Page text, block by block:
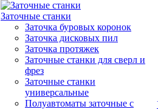
Заточные станки
Заточка буровых коронок
Заточка дисковых пил
Заточка протяжек
Заточные станки для сверл и
фрез
Заточные станки
универсальные
Полуавтоматы заточные с